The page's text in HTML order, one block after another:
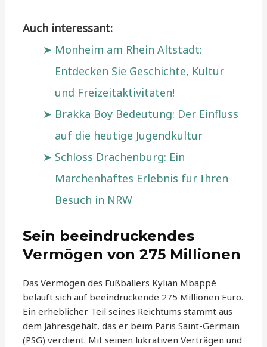
Auch interessant:
Monheim am Rhein Altstadt:
Entdecken Sie Geschichte, Kultur
und Freizeitaktivitäten!
Brakka Boy Bedeutung: Der Einfluss
auf die heutige Jugendkultur
Schloss Drachenburg: Ein
Märchenhaftes Erlebnis für Ihren
Besuch in NRW
Sein beeindruckendes
Vermögen von 275 Millionen
Das Vermögen des Fußballers Kylian Mbappé
beläuft sich auf beeindruckende 275 Millionen Euro.
Ein erheblicher Teil seines Reichtums stammt aus
dem Jahresgehalt, das er beim Paris Saint-Germain
(PSG) verdient. Mit seinen lukrativen Verträgen und